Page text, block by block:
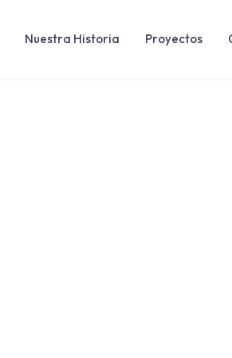
Nuestra Historia Proyectos